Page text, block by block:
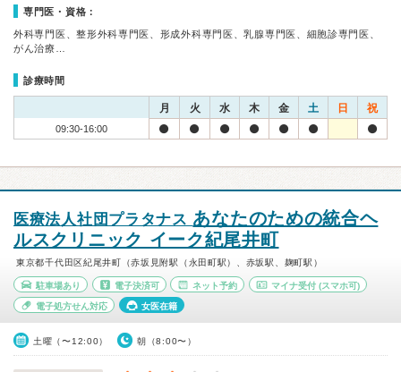
専門医・資格：
外科専門医、整形外科専門医、形成外科専門医、乳腺専門医、細胞診専門医、
がん治療…
診療時間
月 火 水 木 金 土 日 祝
09:30-16:00
医療法人社団プラタナス あなたのための統合ヘ
ルスクリニック イーク紀尾井町
東京都千代田区紀尾井町（赤坂見附駅（永田町駅）、赤坂駅、麹町駅）
駐車場あり 電子決済可 ネット予約 マイナ受付 (スマホ可)
電子処方せん対応 女医在籍
土曜（〜12:00） 朝（8:00〜）